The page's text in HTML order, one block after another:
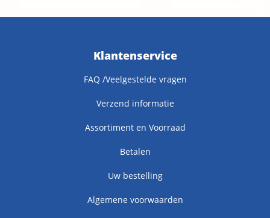
Klantenservice
FAQ /Veelgestelde vragen
Verzend informatie
Assortiment en Voorraad
Betalen
Uw bestelling
Algemene voorwaarden